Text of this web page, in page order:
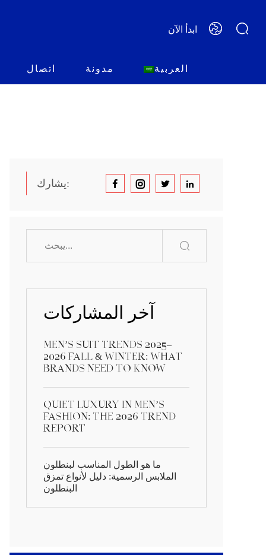
اتصال مدونة العربية
ابدأ الآن
يشارك:
آخر المشاركات
Men’s Suit Trends 2025–
2026 Fall & Winter: What
Brands Need to Know
Quiet Luxury in Men’s
Fashion: The 2026 Trend
Report
ما هو الطول المناسب لبنطلون
الملابس الرسمية: دليل لأنواع تمزق